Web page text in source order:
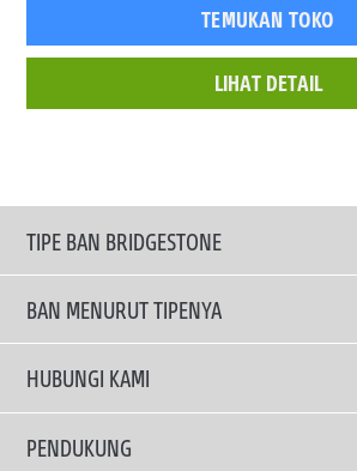
TEMUKAN TOKO
LIHAT DETAIL
TIPE BAN BRIDGESTONE
BAN MENURUT TIPENYA
Ban ENLITEN
Ban Performa
HUBUNGI KAMI
Email Kami
PENDUKUNG